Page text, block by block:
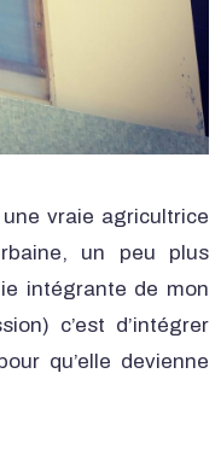
vraie agricultrice
un peu plus
intégrante de mon
c’est d’intégrer
qu’elle devienne